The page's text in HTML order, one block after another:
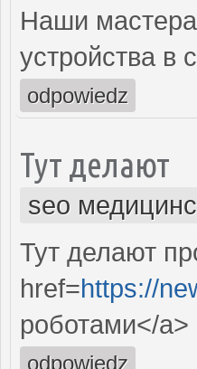
Наши мастера
устройства в
odpowiedz
Тут делают
seo
Тут делают
href=https://
роботами</a>
odpowiedz